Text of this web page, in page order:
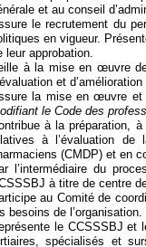
et au conseil
le recrutement du
en vigueur.
leur approbation.
à la mise en œuvre
et
la mise en œuvre et
le Code des
à la préparation,
à l’évaluation
(CMDP) et en
l’intermédiaire du
à titre de centre
au Comité de
besoins de l’organisation.
le CCSSSBJ et
spécialisés et